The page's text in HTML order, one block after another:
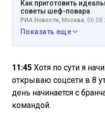
Как приготовить
советы шеф-повара
РИА Новости, Москва.
Показать еще
11:45 Хотя по сути я
открываю соцсети в 8
день начинается с
командой.